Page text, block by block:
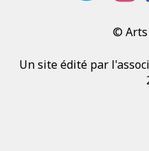
© Arts
Un site édité par